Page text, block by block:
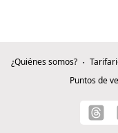
¿Quiénes somos?
Puntos de